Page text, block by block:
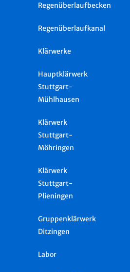
Regenüberlaufbecken
Regenüberlaufkanal
Klärwerke
Hauptklärwerk
Stuttgart-
Mühlhausen
Klärwerk
Stuttgart-
Möhringen
Klärwerk
Stuttgart-
Plieningen
Gruppenklärwerk
Ditzingen
Labor